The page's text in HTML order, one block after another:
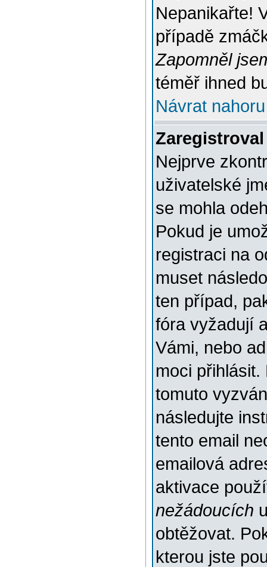
Nepanikařte!
případě
Zapomněl
téměř ihned
Návrat nahoru
Nejprve
uživatelské
se mohla
Pokud je
registraci na
muset
ten případ,
fóra vyžadují
Vámi, nebo
moci
tomuto
následujte
tento email
emailová
aktivace
nežádoucích
obtěžovat.
kterou jste